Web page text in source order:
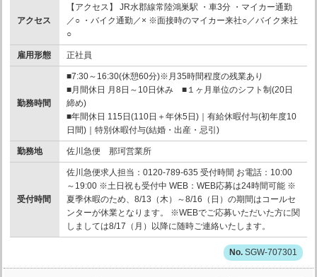
アクセス
【アクセス】 JR水郡線常陸鴻巣駅 ・車3分 ・マイカー通勤
／○ ・バイク通勤／× ※面接時のマイカー来社○／バイク来社
○
雇用形態 正社員
勤務時間
■7:30～16:30(休憩60分)※月35時間程度の残業あり
■月間休日 月8日～10日休み ■１ヶ月単位のシフト制(20日
締め)
■年間休日 115日(110日＋年休5日)｜有給休暇付与(初年度10
日間)｜特別休暇付与(結婚・出産・忌引)
勤務地 佐川急便 那珂営業所
受付時間
佐川急便求人担当：0120-789-635 受付時間 お電話：10:00
～19:00 ※土日祝も受付中 WEB：WEB応募は24時間可能 ※
夏季休暇のため、8/13（木）～8/16（日）の期間はコールセ
ンターが休業となります。 ※WEBでご応募いただいた方に関
しましては8/17（月）以降に随時ご連絡いたします。
SGW-707301